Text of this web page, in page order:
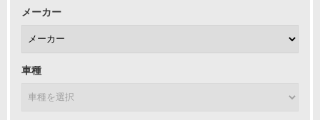
メーカー
車種